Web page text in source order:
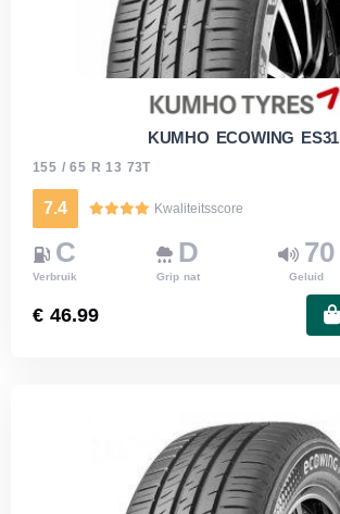
KUMHO ECOWING ES31
155 / 65 R 13 73T
7.4 Kwaliteitsscore
C
Verbruik
D
Grip nat
70
Geluid
€ 46.99